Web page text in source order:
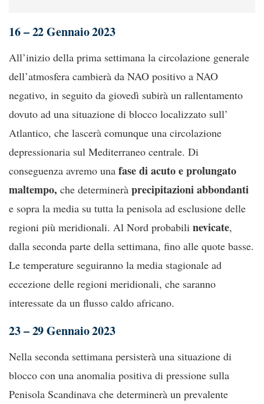
16 – 22 Gennaio 2023
All’inizio della prima settimana la circolazione generale
dell’atmosfera cambierà da NAO positivo a NAO
negativo, in seguito da giovedì subirà un rallentamento
dovuto ad una situazione di blocco localizzato sull’
Atlantico, che lascerà comunque una circolazione
depressionaria sul Mediterraneo centrale. Di
conseguenza avremo una fase di acuto e prolungato
maltempo, che determinerà precipitazioni abbondanti
e sopra la media su tutta la penisola ad esclusione delle
regioni più meridionali. Al Nord probabili nevicate,
dalla seconda parte della settimana, fino alle quote basse.
Le temperature seguiranno la media stagionale ad
eccezione delle regioni meridionali, che saranno
interessate da un flusso caldo africano.
23 – 29 Gennaio 2023
Nella seconda settimana persisterà una situazione di
blocco con una anomalia positiva di pressione sulla
Penisola Scandinava che determinerà un prevalente